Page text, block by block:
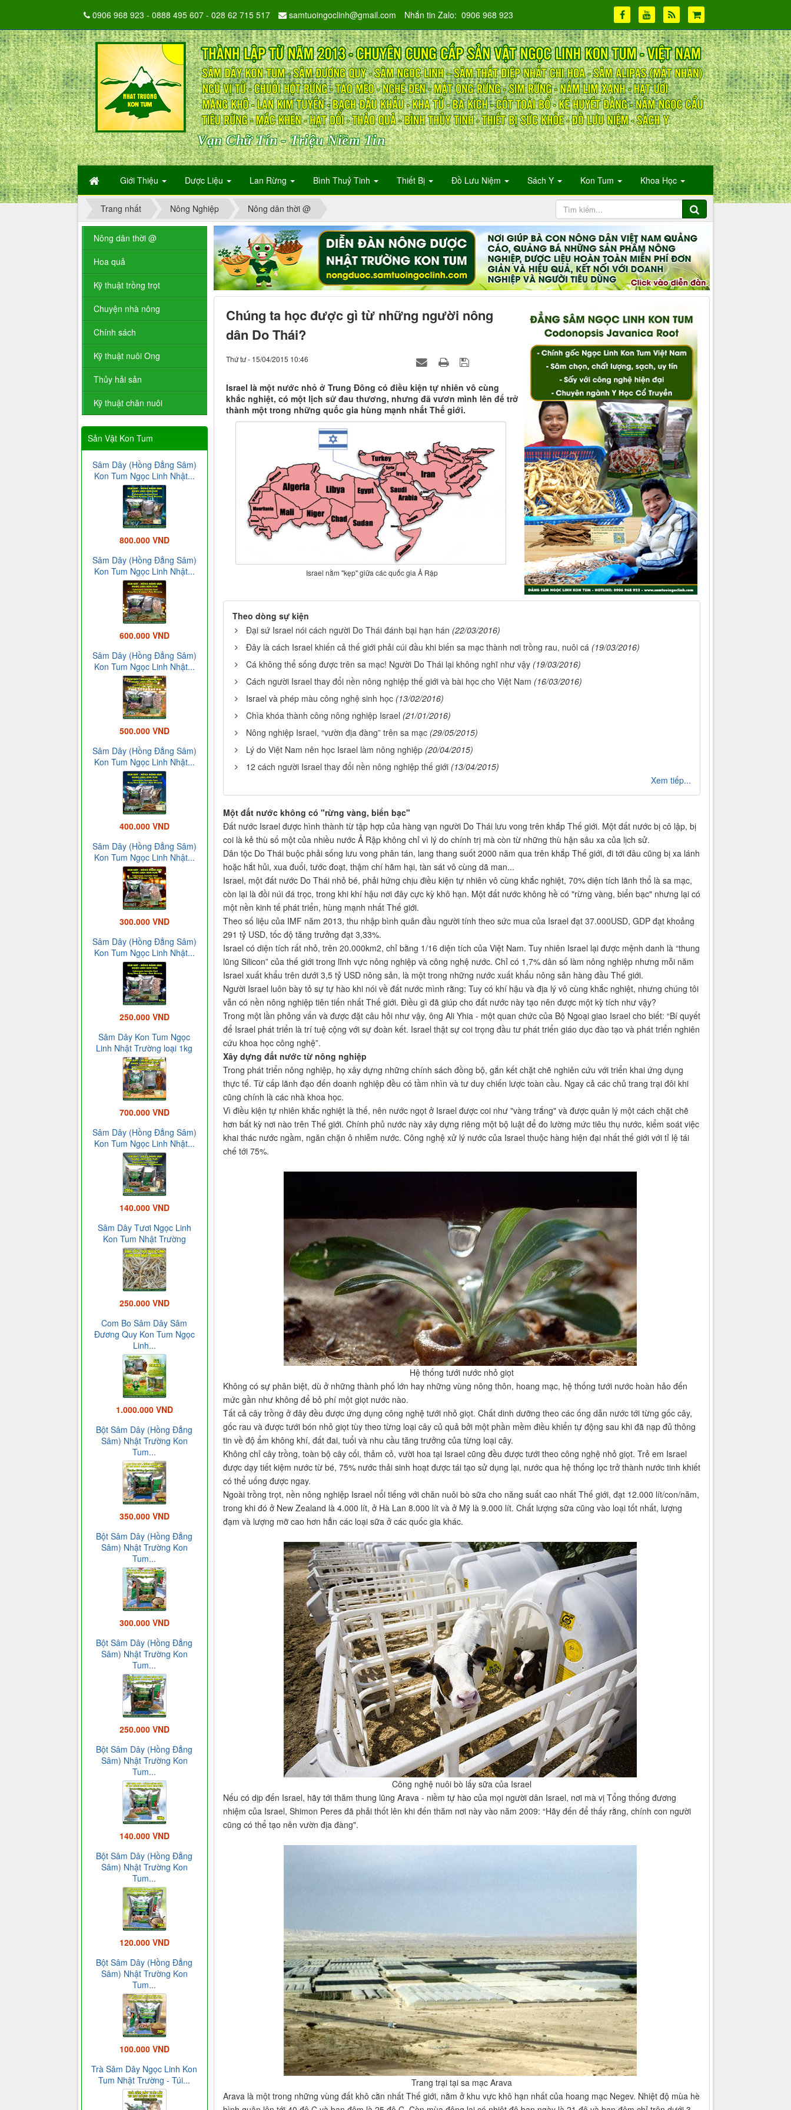
Vạn Chữ Tín - Triệu Niềm Tin
Giới Thiệu Dược Liệu Lan Rừng Bình Thuỷ Tinh Thiết Bị Đồ Lưu Niệm Sách Y Kon Tum Khoa Học
0906 968 923 - 0888 495 607 - 028 62 715 517 samtuoingoclinh@gmail.com Nhắn tin Zalo: 0906 968 923
Trang nhất Nông Nghiệp Nông dân thời @
Chúng ta học được gì từ những người nông
dân Do Thái?
Thứ tư - 15/04/2015 10:46
Israel là một nước nhỏ ở Trung Đông có điều kiện tự nhiên vô cùng
khắc nghiệt, có một lịch sử đau thương, nhưng đã vươn mình lên để trở
thành một trong những quốc gia hùng mạnh nhất Thế giới.
Israel nằm "kẹp" giữa các quốc gia Ả Rập
Theo dòng sự kiện
Đại sứ Israel nói cách người Do Thái đánh bại hạn hán (22/03/2016)
Đây là cách Israel khiến cả thế giới phải cúi đầu khi biến sa mạc thành nơi trồng rau, nuôi cá (19/03/2016)
Cá không thể sống được trên sa mạc! Người Do Thái lại không nghĩ như vậy (19/03/2016)
Cách người Israel thay đổi nền nông nghiệp thế giới và bài học cho Việt Nam (16/03/2016)
Israel và phép màu công nghệ sinh học (13/02/2016)
Chìa khóa thành công nông nghiệp Israel (21/01/2016)
Nông nghiệp Israel, “vườn địa đàng” trên sa mạc (29/05/2015)
Lý do Việt Nam nên học Israel làm nông nghiệp (20/04/2015)
12 cách người Israel thay đổi nền nông nghiệp thế giới (13/04/2015)
Xem tiếp...
Một đất nước không có "rừng vàng, biển bạc"
Đất nước Israel được hình thành từ tập hợp của hàng vạn người Do Thái lưu vong trên khắp Thế giới. Một đất nước bị cô lập, bị
coi là kẻ thù số một của nhiều nước Ả Rập không chỉ vì lý do chính trị mà còn từ những thù hận sâu xa của lịch sử.
Dân tộc Do Thái buộc phải sống lưu vong phân tán, lang thang suốt 2000 năm qua trên khắp Thế giới, đi tới đâu cũng bị xa lánh
hoặc hắt hủi, xua đuổi, tước đoạt, thậm chí hãm hại, tàn sát vô cùng dã man...
Israel, một đất nước Do Thái nhỏ bé, phải hứng chịu điều kiện tự nhiên vô cùng khắc nghiệt, 70% diện tích lãnh thổ là sa mạc,
còn lại là đồi núi đá trọc, trong khi khí hậu nơi đây cực kỳ khô hạn. Một đất nước không hề có "rừng vàng, biển bạc" nhưng lại có
một nền kinh tế phát triển, hùng mạnh nhất Thế giới.
Theo số liệu của IMF năm 2013, thu nhập bình quân đầu người tính theo sức mua của Israel đạt 37.000USD, GDP đạt khoảng
291 tỷ USD, tốc độ tăng trưởng đạt 3,33%.
Israel có diện tích rất nhỏ, trên 20.000km2, chỉ bằng 1/16 diện tích của Việt Nam. Tuy nhiên Israel lại được mệnh danh là “thung
lũng Silicon” của thế giới trong lĩnh vực nông nghiệp và công nghệ nước. Chỉ có 1,7% dân số làm nông nghiệp nhưng mỗi năm
Israel xuất khẩu trên dưới 3,5 tỷ USD nông sản, là một trong những nước xuất khẩu nông sản hàng đầu Thế giới.
Người Israel luôn bày tỏ sự tự hào khi nói về đất nước mình rằng: Tuy có khí hậu và địa lý vô cùng khắc nghiệt, nhưng chúng tôi
vẫn có nền nông nghiệp tiên tiến nhất Thế giới. Điều gì đã giúp cho đất nước này tạo nên được một kỳ tích như vậy?
Trong một lần phỏng vấn và được đặt câu hỏi như vậy, ông Ali Yhia - một quan chức của Bộ Ngoại giao Israel cho biết: “Bí quyết
để Israel phát triển là trí tuệ cộng với sự đoàn kết. Israel thật sự coi trọng đầu tư phát triển giáo dục đào tạo và phát triển nghiên
cứu khoa học công nghệ”.
Xây dựng đất nước từ nông nghiệp
Trong phát triển nông nghiệp, họ xây dựng những chính sách đồng bộ, gắn kết chặt chẽ nghiên cứu với triển khai ứng dụng
thực tế. Từ cấp lãnh đạo đến doanh nghiệp đều có tầm nhìn và tư duy chiến lược toàn cầu. Ngay cả các chủ trang trại đôi khi
cũng chính là các nhà khoa học.
Vì điều kiện tự nhiên khắc nghiệt là thế, nên nước ngọt ở Israel được coi như "vàng trắng" và được quản lý một cách chặt chẽ
hơn bất kỳ nơi nào trên Thế giới. Chính phủ nước này xây dựng riêng một bộ luật để đo lường mức tiêu thụ nước, kiểm soát việc
khai thác nước ngầm, ngăn chặn ô nhiễm nước. Công nghệ xử lý nước của Israel thuộc hàng hiện đại nhất thế giới với tỉ lệ tái
chế tới 75%.
Hệ thống tưới nước nhỏ giọt
Không có sự phân biệt, dù ở những thành phố lớn hay những vùng nông thôn, hoang mạc, hệ thống tưới nước hoàn hảo đến
mức gần như không để bỏ phí một giọt nước nào.
Tất cả cây trồng ở đây đều được ứng dụng công nghệ tưới nhỏ giọt. Chất dinh dưỡng theo các ống dẫn nước tới từng gốc cây,
gốc rau và được tưới bón nhỏ giọt tùy theo từng loại cây củ quả bởi một phần mềm điều khiển tự động sau khi đã nạp đủ thông
tin về độ ẩm không khí, đất đai, tuổi và nhu cầu tăng trưởng của từng loại cây.
Không chỉ cây trồng, toàn bộ cây cối, thảm cỏ, vười hoa tại Israel cũng đều được tưới theo công nghệ nhỏ giọt. Trẻ em Israel
được dạy tiết kiệm nước từ bé, 75% nước thải sinh hoạt được tái tạo sử dụng lại, nước qua hệ thống lọc trở thành nước tinh khiết
có thể uống được ngay.
Ngoài trồng trọt, nền nông nghiệp Israel nổi tiếng với chăn nuôi bò sữa cho năng suất cao nhất Thế giới, đạt 12.000 lít/con/năm,
trong khi đó ở New Zealand là 4.000 lít, ở Hà Lan 8.000 lít và ở Mỹ là 9.000 lít. Chất lượng sữa cũng vào loại tốt nhất, lượng
đạm và lượng mỡ cao hơn hẳn các loại sữa ở các quốc gia khác.
Công nghệ nuôi bò lấy sữa của Israel
Nếu có dịp đến Israel, hãy tới thăm thung lũng Arava - niềm tự hào của mọi người dân Israel, nơi mà vị Tổng thống đương
nhiệm của Israel, Shimon Peres đã phải thốt lên khi đến thăm nơi này vào năm 2009: “Hãy đến để thấy rằng, chính con người
cũng có thể tạo nên vườn địa đàng".
Trang trại tại sa mạc Arava
Arava là một trong những vùng đất khô cằn nhất Thế giới, nằm ở khu vực khô hạn nhất của hoang mạc Negev. Nhiệt độ mùa hè
Nông dân thời @
Hoa quả
Kỹ thuật trồng trọt
Chuyện nhà nông
Chính sách
Kỹ thuật nuôi Ong
Thủy hải sản
Kỹ thuật chăn nuôi
Sản Vật Kon Tum
Sâm Dây (Hồng Đẳng Sâm)
Kon Tum Ngọc Linh Nhật...
800.000 VND
Sâm Dây (Hồng Đẳng Sâm)
Kon Tum Ngọc Linh Nhật...
600.000 VND
Sâm Dây (Hồng Đẳng Sâm)
Kon Tum Ngọc Linh Nhật...
500.000 VND
Sâm Dây (Hồng Đẳng Sâm)
Kon Tum Ngọc Linh Nhật...
400.000 VND
Sâm Dây (Hồng Đẳng Sâm)
Kon Tum Ngọc Linh Nhật...
300.000 VND
Sâm Dây (Hồng Đẳng Sâm)
Kon Tum Ngọc Linh Nhật...
250.000 VND
Sâm Dây Kon Tum Ngọc
Linh Nhật Trường loại 1kg
700.000 VND
Sâm Dây (Hồng Đẳng Sâm)
Kon Tum Ngọc Linh Nhật...
140.000 VND
Sâm Dây Tươi Ngọc Linh
Kon Tum Nhật Trường
250.000 VND
Com Bo Sâm Dây Sâm
Đương Quy Kon Tum Ngọc
Linh...
1.000.000 VND
Bột Sâm Dây (Hồng Đẳng
Sâm) Nhật Trường Kon
Tum...
350.000 VND
Bột Sâm Dây (Hồng Đẳng
Sâm) Nhật Trường Kon
Tum...
300.000 VND
Bột Sâm Dây (Hồng Đẳng
Sâm) Nhật Trường Kon
Tum...
250.000 VND
Bột Sâm Dây (Hồng Đẳng
Sâm) Nhật Trường Kon
Tum...
140.000 VND
Bột Sâm Dây (Hồng Đẳng
Sâm) Nhật Trường Kon
Tum...
120.000 VND
Bột Sâm Dây (Hồng Đẳng
Sâm) Nhật Trường Kon
Tum...
100.000 VND
Trà Sâm Dây Ngọc Linh Kon
Tum Nhật Trường - Túi...